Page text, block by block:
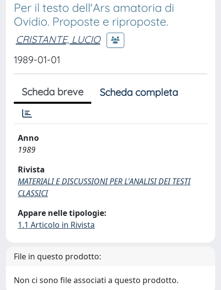
Per il testo dell'Ars amatoria di
Ovidio. Proposte e riproposte.
CRISTANTE, LUCIO
1989-01-01
Scheda breve Scheda completa
Anno
1989
Rivista
MATERIALI E DISCUSSIONI PER L'ANALISI DEI TESTI
CLASSICI
Appare nelle tipologie:
1.1 Articolo in Rivista
File in questo prodotto:
Non ci sono file associati a questo prodotto.